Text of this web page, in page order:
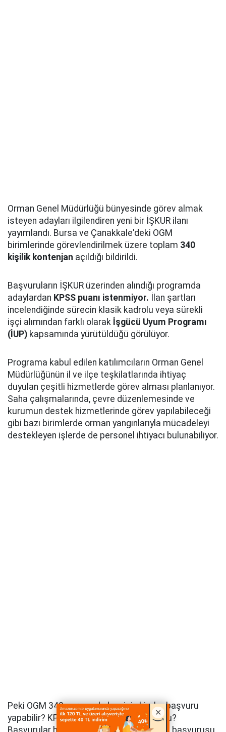
Orman Genel Müdürlüğü bünyesinde görev almak
isteyen adayları ilgilendiren yeni bir İŞKUR ilanı
yayımlandı. Bursa ve Çanakkale'deki OGM
birimlerinde görevlendirilmek üzere toplam 340
kişilik kontenjan açıldığı bildirildi.
Başvuruların İŞKUR üzerinden alındığı programda
adaylardan KPSS puanı istenmiyor. İlan şartları
incelendiğinde sürecin klasik kadrolu veya sürekli
işçi alımından farklı olarak İşgücü Uyum Programı
(İUP) kapsamında yürütüldüğü görülüyor.
Programa kabul edilen katılımcıların Orman Genel
Müdürlüğünün il ve ilçe teşkilatlarında ihtiyaç
duyulan çeşitli hizmetlerde görev alması planlanıyor.
Saha çalışmalarında, çevre düzenlemesinde ve
kurumun destek hizmetlerinde görev yapılabileceği
gibi bazı birimlerde orman yangınlarıyla mücadeleyi
destekleyen işlerde de personel ihtiyacı bulunabiliyor.
Peki OGM 340 personel alımı için kimler başvuru
yapabilir? KPSS gerçekten istenmiyor mu?
Başvurular hangi illerde açıldı? İŞKUR İUP başvurusu